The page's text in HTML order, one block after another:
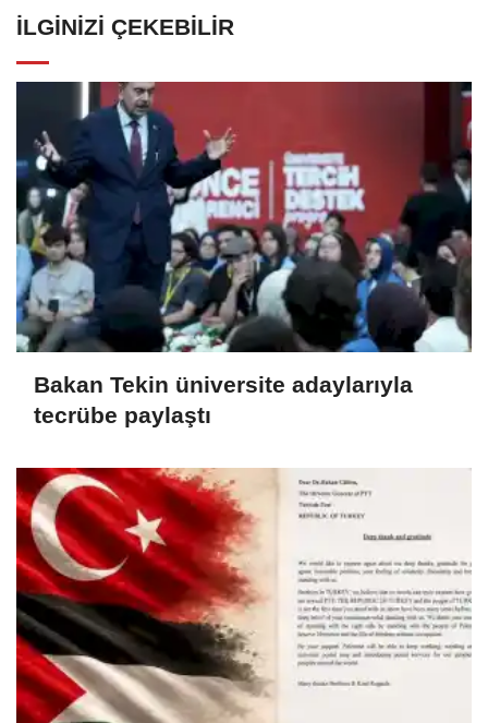
İLGINIZI ÇEKEBILIR
Bakan Tekin üniversite adaylarıyla
tecrübe paylaştı